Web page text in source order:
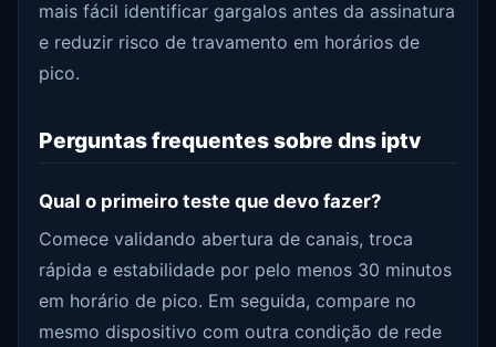
mais fácil identificar gargalos antes da assinatura
e reduzir risco de travamento em horários de
pico.
Perguntas frequentes sobre dns iptv
Qual o primeiro teste que devo fazer?
Comece validando abertura de canais, troca
rápida e estabilidade por pelo menos 30 minutos
em horário de pico. Em seguida, compare no
mesmo dispositivo com outra condição de rede